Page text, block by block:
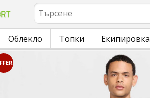
Търсене
Облекло Топки Екипировка